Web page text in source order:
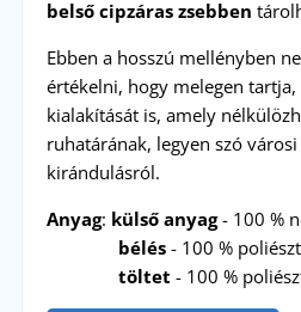
belső cipzáras zsebben
Ebben a hosszú mellényben
értékelni, hogy melegen
kialakítását is, amely
ruhatárának, legyen szó
kirándulásról.
Anyag: külső anyag- 100 %
bélés- 100 %
töltet - 100 %